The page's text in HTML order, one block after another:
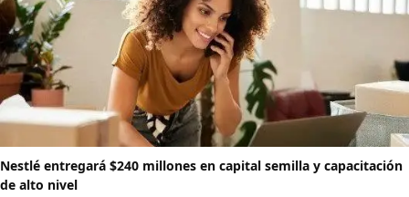
Nestlé entregará $240 millones en capital semilla y capacitación
de alto nivel